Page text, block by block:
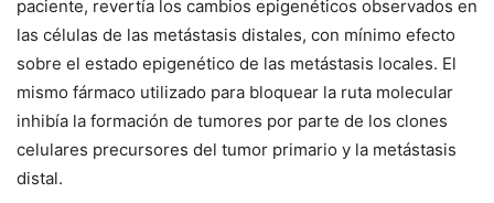
paciente, revertía los cambios epigenéticos observados en
las células de las metástasis distales, con mínimo efecto
sobre el estado epigenético de las metástasis locales. El
mismo fármaco utilizado para bloquear la ruta molecular
inhibía la formación de tumores por parte de los clones
celulares precursores del tumor primario y la metástasis
distal.